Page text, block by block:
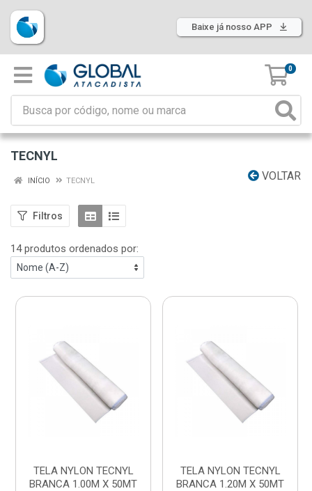
Baixe já nosso APP
0
TECNYL
VOLTAR
INÍCIO TECNYL
Filtros
14 produtos ordenados por:
TELA NYLON TECNYL
BRANCA 1.00M X 50MT
TELA NYLON TECNYL
BRANCA 1.20M X 50MT